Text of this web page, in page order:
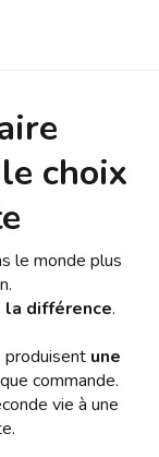
choix
le monde plus
la différence.
produisent une
commande.
vie à une